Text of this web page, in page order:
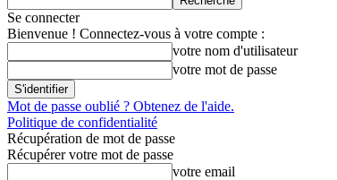
Se connecter
Bienvenue ! Connectez-vous à votre compte :
votre nom d'utilisateur
votre mot de passe
Mot de passe oublié ? Obtenez de l'aide.
Politique de confidentialité
Récupération de mot de passe
Récupérer votre mot de passe
votre email